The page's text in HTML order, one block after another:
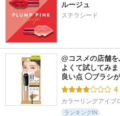
ルージュ
ステラシード
@コスメの店舗
よくて試してみ
良い点 ◯ブラシ
4
カラーリングアイブ
ランキングIN